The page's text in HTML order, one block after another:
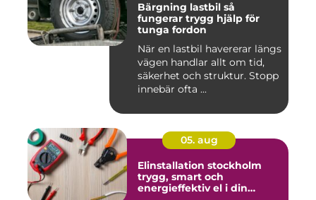
Bärgning lastbil så
fungerar trygg hjälp för
tunga fordon
När en lastbil havererar längs
vägen handlar allt om tid,
säkerhet och struktur. Stopp
innebär ofta ...
05. aug
Elinstallation stockholm
trygg, smart och
energieffektiv el i din